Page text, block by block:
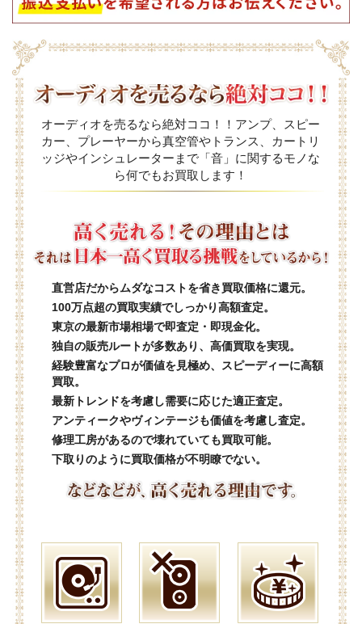
オーディオを売るなら絶対ココ！！アンプ、スピー
カー、プレーヤーから真空管やトランス、カートリ
ッジやインシュレーターまで「音」に関するモノな
ら何でもお買取します！
直営店だからムダなコストを省き買取価格に還元。
100万点超の買取実績でしっかり高額査定。
東京の最新市場相場で即査定・即現金化。
独自の販売ルートが多数あり、高価買取を実現。
経験豊富なプロが価値を見極め、スピーディーに高額
買取。
最新トレンドを考慮し需要に応じた適正査定。
アンティークやヴィンテージも価値を考慮し査定。
修理工房があるので壊れていても買取可能。
下取りのように買取価格が不明瞭でない。